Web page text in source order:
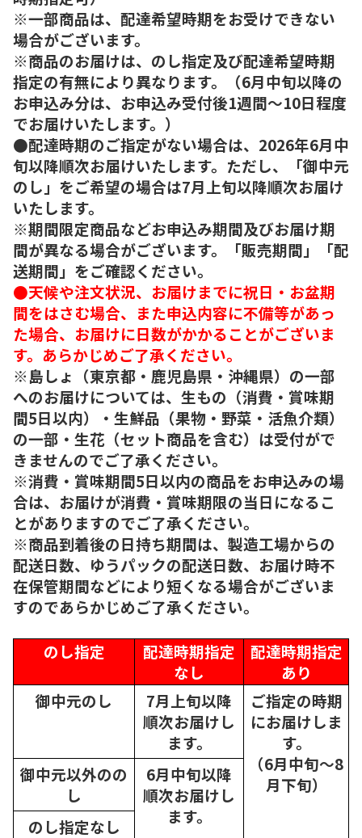
※一部商品は、配達希望時期をお受けできない
場合がございます。
※商品のお届けは、のし指定及び配達希望時期
指定の有無により異なります。（6月中旬以降の
お申込み分は、お申込み受付後1週間～10日程度
でお届けいたします。）
●配達時期のご指定がない場合は、2026年6月中
旬以降順次お届けいたします。ただし、「御中元
のし」をご希望の場合は7月上旬以降順次お届け
いたします。
※期間限定商品などお申込み期間及びお届け期
間が異なる場合がございます。「販売期間」「配
送期間」をご確認ください。
●天候や注文状況、お届けまでに祝日・お盆期
間をはさむ場合、また申込内容に不備等があっ
た場合、お届けに日数がかかることがございま
す。あらかじめご了承ください。
※島しょ（東京都・鹿児島県・沖縄県）の一部
へのお届けについては、生もの（消費・賞味期
間5日以内）・生鮮品（果物・野菜・活魚介類）
の一部・生花（セット商品を含む）は受付がで
きませんのでご了承ください。
※消費・賞味期間5日以内の商品をお申込みの場
合は、お届けが消費・賞味期限の当日になるこ
とがありますのでご了承ください。
※商品到着後の日持ち期間は、製造工場からの
配送日数、ゆうパックの配送日数、お届け時不
在保管期間などにより短くなる場合がございま
すのであらかじめご了承ください。
のし指定
配達時期指定
なし
配達時期指定
あり
御中元のし
7月上旬以降
順次お届けし
ます。
ご指定の時期
にお届けしま
す。
（6月中旬～8
月下旬）
御中元以外のの
し
6月中旬以降
順次お届けし
ます。
のし指定なし